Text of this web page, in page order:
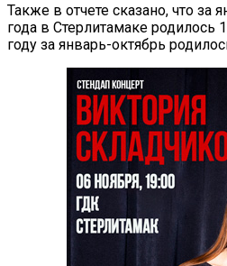
Также в отчете сказано, что за
года в Стерлитамаке родилось
году за январь-октябрь